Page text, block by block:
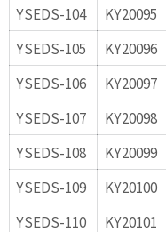
YSEDS-104
KY20095
YSEDS-105
KY20096
YSEDS-106
KY20097
YSEDS-107
KY20098
YSEDS-108
KY20099
YSEDS-109
KY20100
YSEDS-110
KY20101